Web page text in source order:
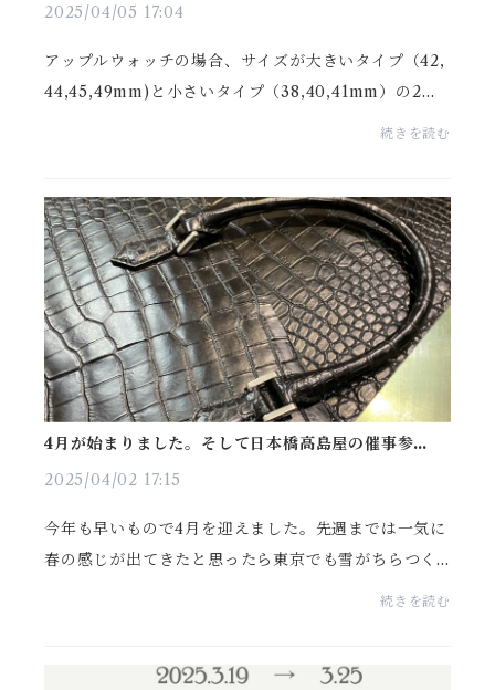
2025/04/05 17:04
アップルウォッチの場合、サイズが大きいタイプ（42,
44,45,49mm)と小さいタイプ（38,40,41mm）の2種
類あります。・アップルウォッチのサイズによってベ
続きを読む
4月が始まりました。そして日本橋高島屋の催事参加も
2025/04/02 17:15
今年も早いもので4月を迎えました。先週までは一気に
春の感じが出てきたと思ったら東京でも雪がちらつく
ほど寒くなったり、今度は夏日近くなって桜が咲き出
続きを読む